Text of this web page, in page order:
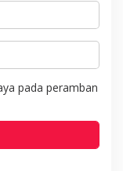
pada peramban